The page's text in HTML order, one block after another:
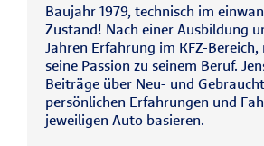
Baujahr 1979, technisch im
Zustand! Nach einer Ausbildung
Jahren Erfahrung im KFZ-Bereich,
seine Passion zu seinem Beruf.
Beiträge über Neu- und
persönlichen Erfahrungen und
jeweiligen Auto basieren.